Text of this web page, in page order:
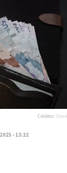
- 13:22
Créditos:iStock